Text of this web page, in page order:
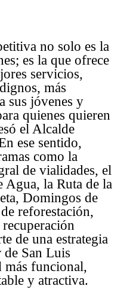
no solo es la
es la que ofrece
servicios,
más
sus jóvenes y
quienes quieren
el Alcalde
ese sentido,
como la
de vialidades, el
Agua, la Ruta de la
Domingos de
reforestación,
de una estrategia
de San Luis
más funcional,
y atractiva.